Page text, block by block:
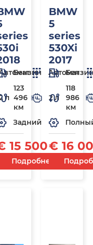
л
Бензин
Автомат
123
496
км
2 л
Задний
15 500
Подробнее
BMW
5
series
530Xi
2017
118
986
км
€ 16